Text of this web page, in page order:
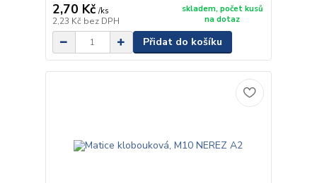
2,70 Kč /ks
2,23 Kč bez DPH
skladem, počet kusů
na dotaz
Přidat do košíku